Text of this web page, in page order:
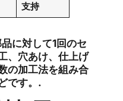
支持
に対して1回のセ
、穴あけ、仕上げ
の加工法を組み合
です。.